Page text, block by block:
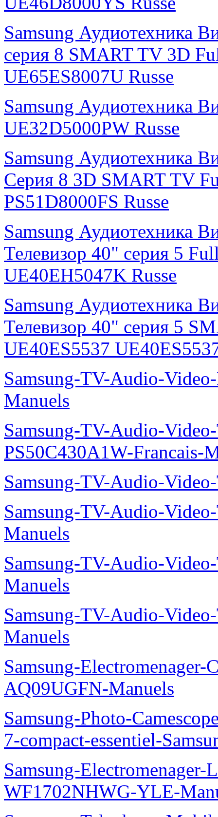
Samsung Аудиотехника
серия 8 SMART TV 3D
UE65ES8007U Russe
Samsung Аудиотехника
UE32D5000PW Russe
Samsung Аудиотехника
Серия 8 3D SMART TV
PS51D8000FS Russe
Samsung Аудиотехника
Телевизор 40" серия 5
UE40EH5047K Russe
Samsung Аудиотехника
Телевизор 40" серия 5
UE40ES5537
Samsung-TV-Audio-
Manuels
Samsung-TV-Audio-
PS50C430A1W-Francais-
Samsung-TV-Audio-
Samsung-TV-Audio-
Manuels
Samsung-TV-Audio-
Manuels
Samsung-TV-Audio-
Manuels
Samsung-Electromenager-
AQ09UGFN-Manuels
Samsung-Photo-
7-compact-essentiel-
Samsung-
WF1702NHWG-YLE-